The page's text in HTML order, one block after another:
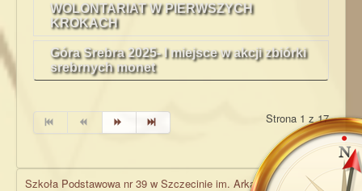
WOLONTARIAT W PIERWSZYCH
KROKACH
Góra Srebra 2025- I miejsce w akcji zbiórki
srebrnych monet
Strona 1 z 17
Szkoła Podstawowa nr 39 w Szczecinie im. Arkadego Fiedlera